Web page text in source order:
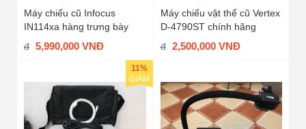
Máy chiếu cũ Infocus
IN114xa hàng trưng bày
đ 5,990,000 VNĐ
Máy chiếu vật thể cũ Vertex
D-4790ST chính hãng
đ 2,500,000 VNĐ
11%
GIẢM